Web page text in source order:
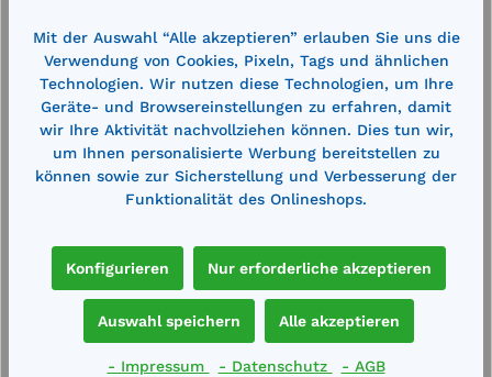
Außenmaße (BxTxH): 1220 x 1220 x 390 mm
Auffangvolumen: 250 Liter Tragfähigkeit: 800 kg
Kapazität: 4x 200l Fässer Gewicht: 3…Mehr
Technische Daten
Haben Sie Fragen?
Mit der Auswahl “Alle akzeptieren” erlauben Sie uns die
Verwendung von Cookies, Pixeln, Tags und ähnlichen
Technologien. Wir nutzen diese Technologien, um Ihre
Geräte- und Browsereinstellungen zu erfahren, damit
wir Ihre Aktivität nachvollziehen können. Dies tun wir,
um Ihnen personalisierte Werbung bereitstellen zu
können sowie zur Sicherstellung und Verbesserung der
Funktionalität des Onlineshops.
Konfigurieren Nur erforderliche akzeptieren
Auswahl speichern Alle akzeptieren
- Impressum - Datenschutz - AGB